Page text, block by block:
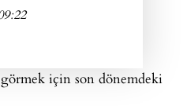
için son dönemdeki